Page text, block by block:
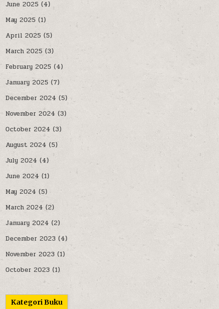
June 2025 (4)
May 2025 (1)
April 2025 (5)
March 2025 (3)
February 2025 (4)
January 2025(7)
December 2024 (5)
November 2024 (3)
October 2024 (3)
August 2024 (5)
July 2024 (4)
June 2024 (1)
May 2024 (5)
March 2024 (2)
January 2024 (2)
December 2023 (4)
November 2023 (1)
October 2023 (1)
Kategori Buku